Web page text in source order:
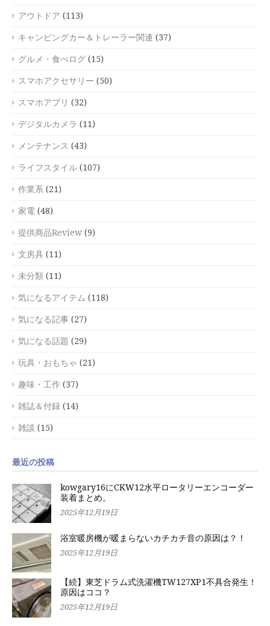
アウトドア (113)
キャンピングカー＆トレーラー関連 (37)
グルメ・食べログ (15)
スマホアクセサリー (50)
スマホアプリ (32)
デジタルカメラ (11)
メンテナンス (43)
ライフスタイル (107)
作業系 (21)
家電 (48)
提供商品Review (9)
文房具 (11)
未分類 (11)
気になるアイテム (118)
気になる記事 (27)
気になる話題 (29)
玩具・おもちゃ (21)
趣味・工作 (37)
雑誌＆付録 (14)
雑談 (15)
最近の投稿
kowgary16にCKW12水平ロータリーエンコーダー
装着まとめ。
2025年12月19日
浴室暖房機が暖まらないカチカチ音の原因は？！
2025年12月19日
【続】東芝ドラム式洗濯機TW127XP1不具合発生！
原因はココ？
2025年12月19日